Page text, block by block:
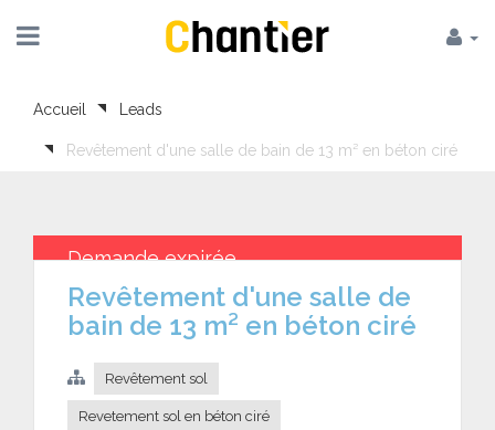
Accueil Leads
Revêtement d'une salle de bain de 13 m² en béton ciré
Demande expirée
Revêtement d'une salle de
bain de 13 m² en béton ciré
Revêtement sol
Revetement sol en béton ciré